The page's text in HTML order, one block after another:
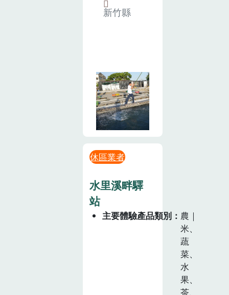
新竹縣
休區業者
水里溪畔驛
站
主要體驗產品類別
農｜
米、
蔬
菜、
水
果、
茶、